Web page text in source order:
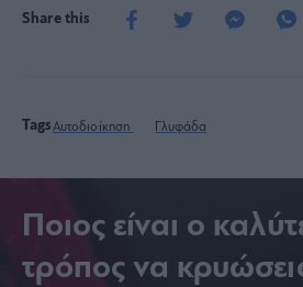
Share this
TagsΑυτοδιοίκηση Γλυφάδα
Ποιος είναι ο
τρόπος να